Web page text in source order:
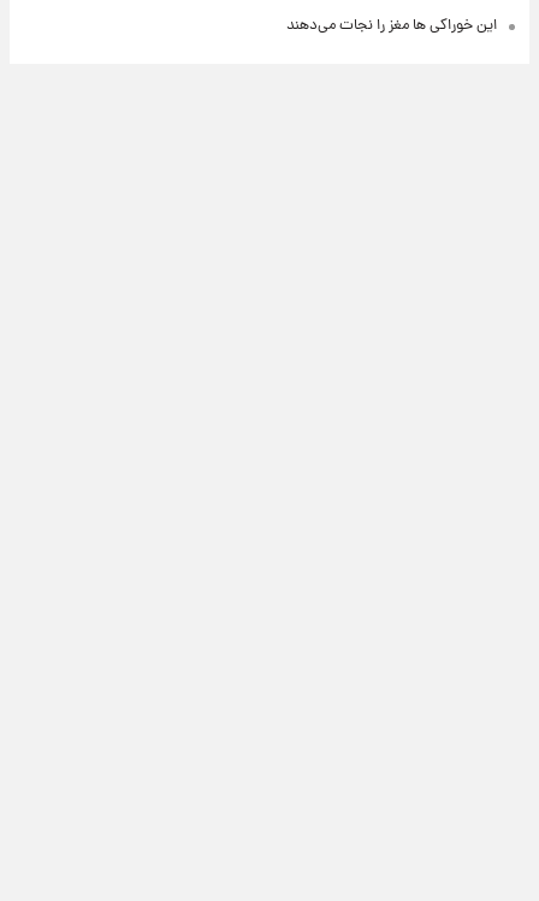
این خوراکی ها مغز را نجات می‌دهند